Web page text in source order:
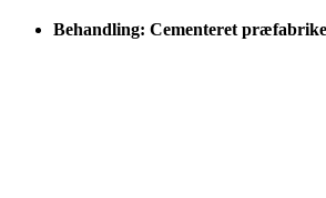
Behandling: Cementeret